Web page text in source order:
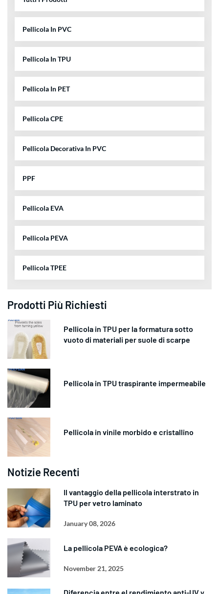
Pellicola In PVC
Pellicola In TPU
Pellicola In PET
Pellicola CPE
Pellicola Decorativa In PVC
PPF
Pellicola EVA
Pellicola PEVA
Pellicola TPEE
Prodotti Più Richiesti
Pellicola in TPU per la formatura sotto
vuoto di materiali per suole di scarpe
Pellicola in TPU traspirante impermeabile
Pellicola in vinile morbido e cristallino
Notizie Recenti
Il vantaggio della pellicola interstrato in
TPU per vetro laminato
January 08, 2026
La pellicola PEVA è ecologica?
November 21, 2025